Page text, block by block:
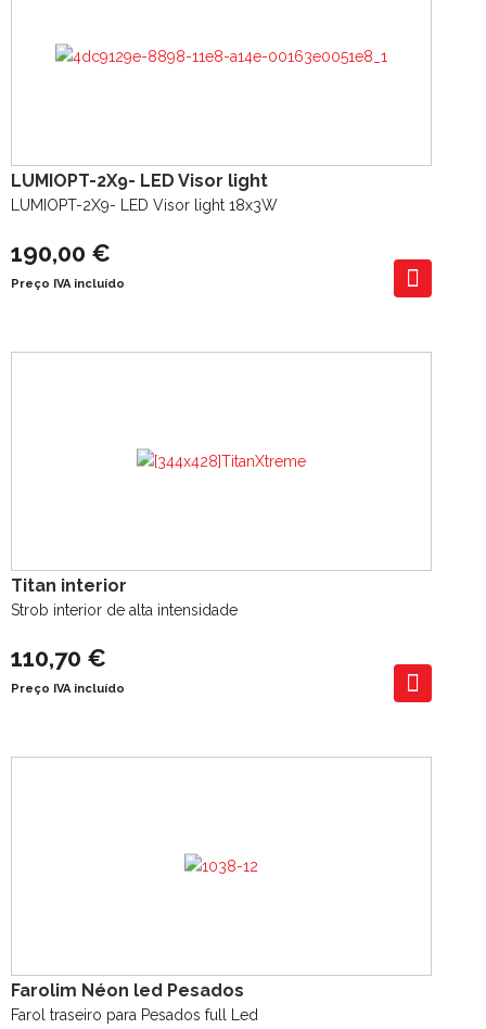
LUMIOPT-2X9- LED Visor light
LUMIOPT-2X9- LED Visor light 18x3W
190,00 €
Preço IVA incluído
Titan interior
Strob interior de alta intensidade
110,70 €
Preço IVA incluído
Farolim Néon led Pesados
Farol traseiro para Pesados full Led